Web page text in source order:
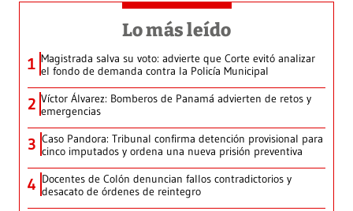
Lo más leído
1 Magistrada salva su voto: advierte que Corte evitó analizar
el fondo de demanda contra la Policía Municipal
2 Víctor Álvarez: Bomberos de Panamá advierten de retos y
emergencias
3 Caso Pandora: Tribunal confirma detención provisional para
cinco imputados y ordena una nueva prisión preventiva
4 Docentes de Colón denuncian fallos contradictorios y
desacato de órdenes de reintegro